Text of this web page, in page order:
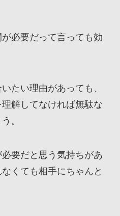
必要だって言っても効
たい理由があっても、
解してなければ無駄な
。
要だと思う気持ちがあ
くても相手にちゃんと